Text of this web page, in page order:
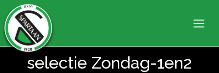
selectie Zondag-1en2